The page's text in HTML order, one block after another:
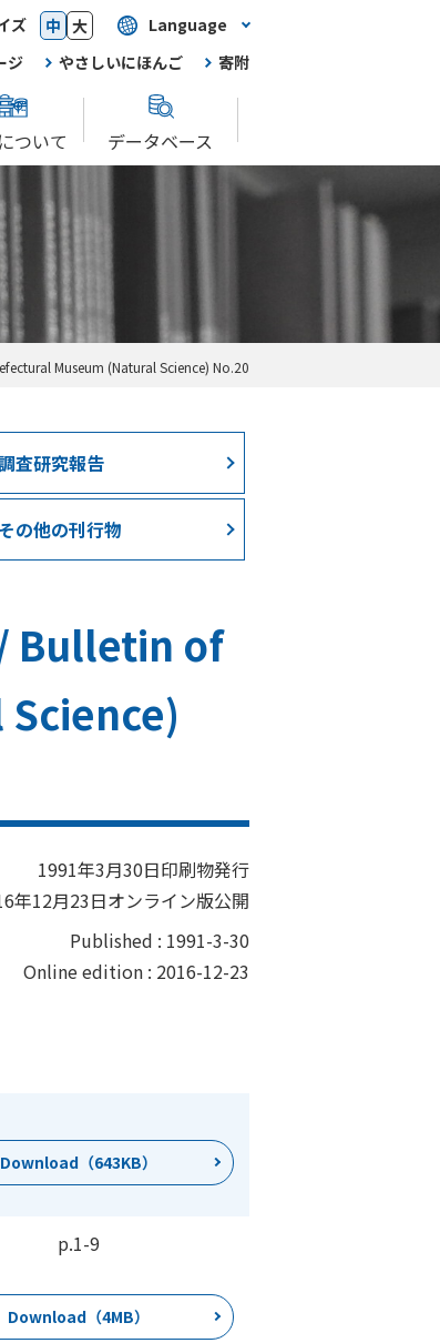
ズ 中 大
Language
ジ やさしいにほんご 寄附
ついて データベース
Museum (Natural Science) No.20
査研究報告
その他の刊行物
/ Bulletin of
1991年3月30日印刷物発行
年12月23日オンライン版公開
Published : 1991-3-30
Online edition : 2016-12-23
Download（643KB）
p.1-9
Download（4MB）